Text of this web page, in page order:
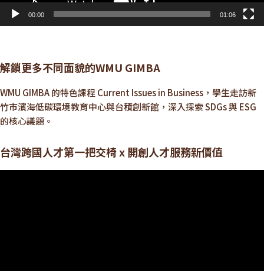
00:00 01:06
解鎖更多不同面貌的WMU GIMBA
WMU GIMBA 的特色課程 Current Issues in Business，學生走訪新
竹市濱海低碳環境教育中心與台積創新館，深入探索 SDGs 與 ESG
的核心議題。
台灣跨國人才第一把交椅 x 開創人才服務新價值